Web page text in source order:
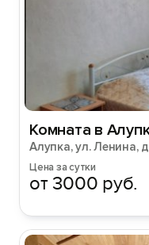
Комната в
Алупка, ул. Ленина,
Цена за сутки
от 3000 руб.